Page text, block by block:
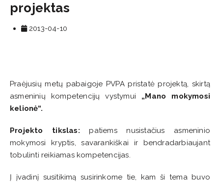
projektas
2013-04-10
Praėjusių metų pabaigoje PVPA pristatė projektą, skirtą
asmeninių kompetencijų vystymui „Mano mokymosi
kelionė“.
Projekto tikslas: patiems nusistačius asmeninio
mokymosi kryptis, savarankiškai ir bendradarbiaujant
tobulinti reikiamas kompetencijas.
Į įvadinį susitikimą susirinkome tie, kam ši tema buvo